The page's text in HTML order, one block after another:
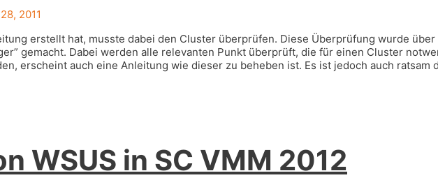
2011
erstellt hat, musste dabei den Cluster überprüfen. Diese Überprüfung wurde über
gemacht. Dabei werden alle relevanten Punkt überprüft, die für einen Cluster
erscheint auch eine Anleitung wie dieser zu beheben ist. Es ist jedoch auch ratsam
WSUS in SC VMM 2012